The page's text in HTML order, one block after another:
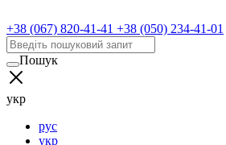
+38 (067) 820-41-41 +38 (050) 234-41-01
Пошук
укр
рус
укр